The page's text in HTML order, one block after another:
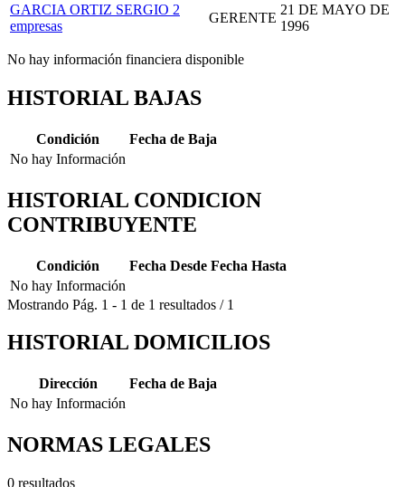
GARCIA ORTIZ SERGIO 2
empresas
GERENTE
21 DE MAYO DE
1996
No hay información financiera disponible
HISTORIAL BAJAS
Condición
Fecha de Baja
No hay Información
HISTORIAL CONDICION
CONTRIBUYENTE
Condición Fecha Desde Fecha Hasta
No hay Información
Mostrando Pág. 1 - 1 de 1 resultados / 1
HISTORIAL DOMICILIOS
Dirección
Fecha de Baja
No hay Información
NORMAS LEGALES
0 resultados